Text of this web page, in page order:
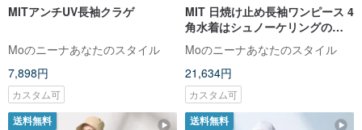
MITアンチUV長袖クラゲ
Moのニーナあなたのスタイル
7,898円
カスタム可
MIT 日焼け止め長袖ワンピース 4
角水着はシュノーケリングの必
需品です
Moのニーナあなたのスタイル
21,634円
カスタム可
送料無料 送料無料